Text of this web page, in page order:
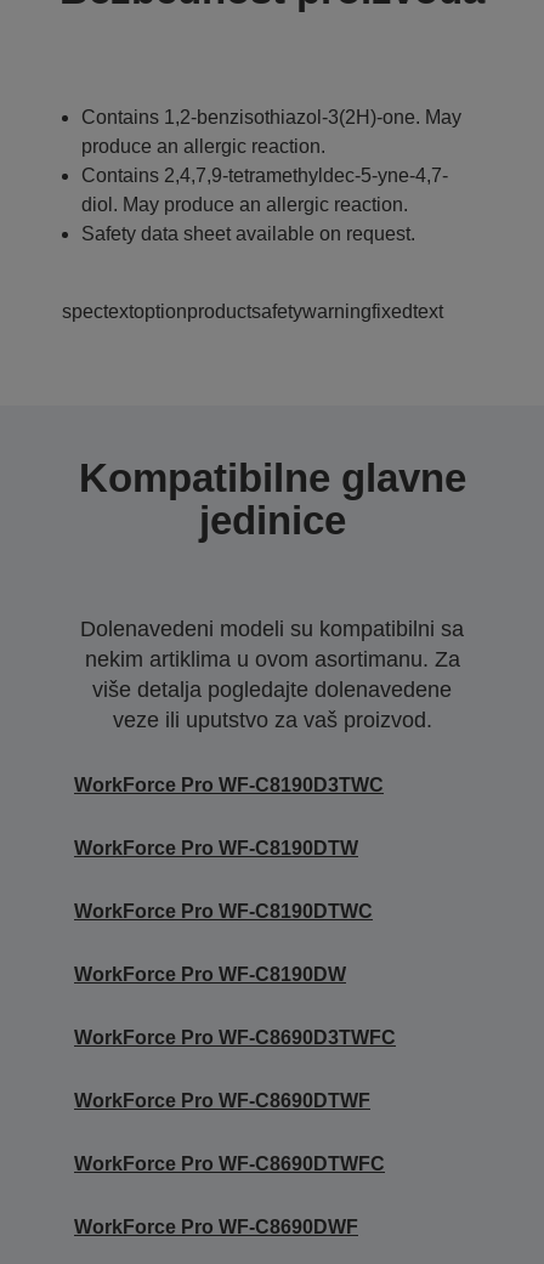
Contains 1,2-benzisothiazol-3(2H)-one. May
produce an allergic reaction.
Contains 2,4,7,9-tetramethyldec-5-yne-4,7-
diol. May produce an allergic reaction.
Safety data sheet available on request.
spectextoptionproductsafetywarningfixedtext
Kompatibilne glavne
jedinice
Dolenavedeni modeli su kompatibilni sa
nekim artiklima u ovom asortimanu. Za
više detalja pogledajte dolenavedene
veze ili uputstvo za vaš proizvod.
WorkForce Pro WF-C8190D3TWC
WorkForce Pro WF-C8190DTW
WorkForce Pro WF-C8190DTWC
WorkForce Pro WF-C8190DW
WorkForce Pro WF-C8690D3TWFC
WorkForce Pro WF-C8690DTWF
WorkForce Pro WF-C8690DTWFC
WorkForce Pro WF-C8690DWF